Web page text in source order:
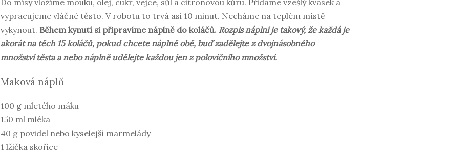
vypracujeme vláčné těsto. V robotu to trvá asi 10 minut. Necháme na teplém místě
vykynout. Během kynutí si připravíme náplně do koláčů. Rozpis náplní je takový, že každá je
akorát na těch 15 koláčů, pokud chcete náplně obě, buď zadělejte z dvojnásobného
množství těsta a nebo náplně udělejte každou jen z polovičního množství.
Maková náplň
100 g mletého máku
150 ml mléka
40 g povidel nebo kyselejší marmelády
1 lžička skořice